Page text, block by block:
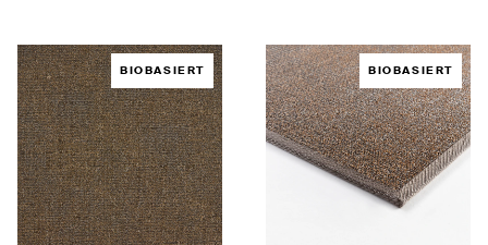
BIOBASIERT BIOBASIERT